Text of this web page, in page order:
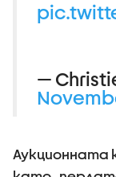
—
Аукционната